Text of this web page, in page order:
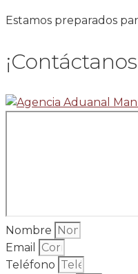
Estamos preparados
Nombre
Email
Teléfono